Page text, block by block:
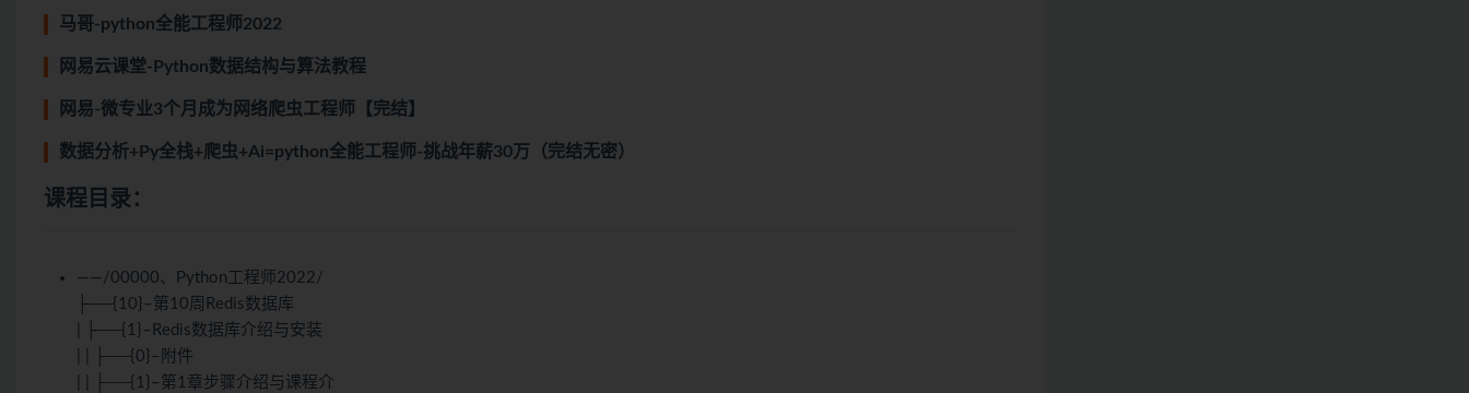
马哥-python全能工程师2022
网易云课堂-Python数据结构与算法教程
网易-微专业3个月成为网络爬虫工程师【完结】
数据分析+Py全栈+爬虫+Ai=python全能工程师-挑战年薪30万（完结无密）
课程目录：
——/00000、Python工程师2022/
├──{10}–第10周Redis数据库
| ├──{1}–Redis数据库介绍与安装
| | ├──{0}–附件
| | ├──{1}–第1章步骤介绍与课程介